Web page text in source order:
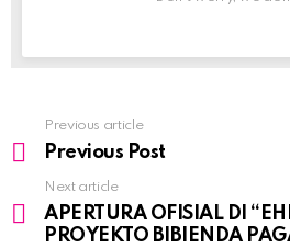
See
more
Previous article
Previous Post
Next article
APERTURA OFISIAL DI
PROYEKTO BIBIENDA